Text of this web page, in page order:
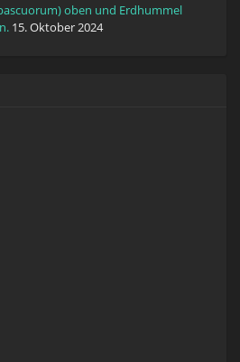
oben und Erdhummel
15. Oktober 2024